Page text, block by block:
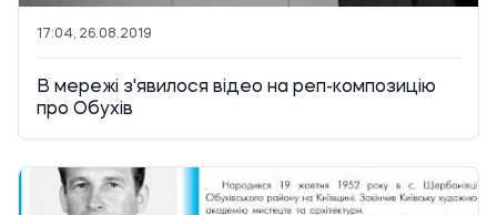
17:04, 26.08.2019
В мережі з'явилося відео на реп-композицію
про Обухів